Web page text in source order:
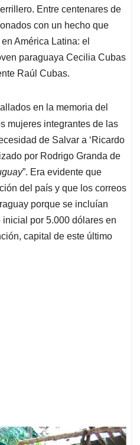
Entre centenares de
con un hecho que
América Latina: el
paraguaya Cecilia Cubas
Raúl Cubas.
en la memoria del
mujeres integrantes de las
de Salvar a ‘Ricardo
por Rodrigo Granda de
”. Era evidente que
del país y que los correos
porque se incluían
por 5.000 dólares en
capital de este último